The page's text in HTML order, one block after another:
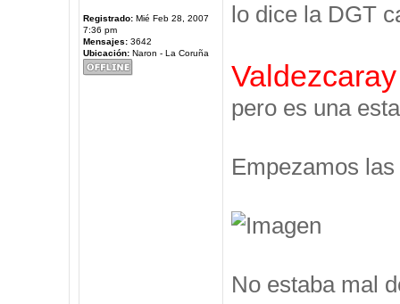
Registrado:Mié Feb 28, 2007
7:36 pm
Mensajes:3642
Ubicación:Naron - La Coruña
lo dice la DGT
Valdezcaray
pero es una
Empezamos
No estaba mal